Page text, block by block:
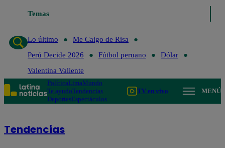
TemasLo último
Lo último
Me Caigo de Risa
Perú Decide 2026
Fútbol peruano
Dólar
Valentina Valiente
PolíticaLimaMundo
Te ayudoTendencias
DeportesEspectáculos
TV en vivo MENÚ
Tendencias